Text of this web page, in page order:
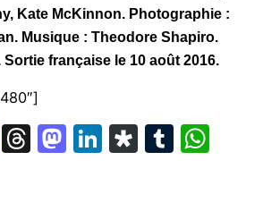
Kate McKinnon. Photographie :
Musique : Theodore Shapiro.
Sortie française le 10 août 2016.
Bluesky
Threads
Mastodon
LinkedIn
Diaspora